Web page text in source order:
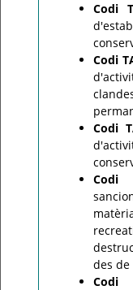
Codi
Codi
Codi
des de